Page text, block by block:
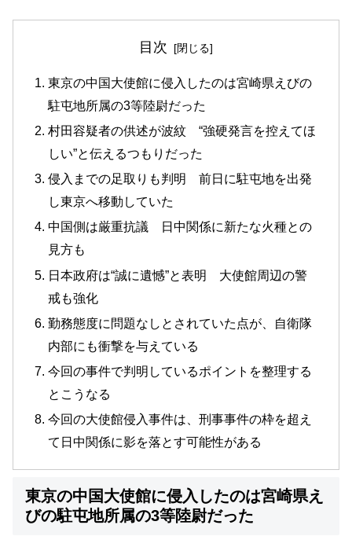
目次
東京の中国大使館に侵入したのは宮崎県えびの
駐屯地所属の3等陸尉だった
村田容疑者の供述が波紋 “強硬発言を控えてほ
しい”と伝えるつもりだった
侵入までの足取りも判明 前日に駐屯地を出発
し東京へ移動していた
中国側は厳重抗議 日中関係に新たな火種との
見方も
日本政府は“誠に遺憾”と表明 大使館周辺の警
戒も強化
勤務態度に問題なしとされていた点が、自衛隊
内部にも衝撃を与えている
今回の事件で判明しているポイントを整理する
とこうなる
今回の大使館侵入事件は、刑事事件の枠を超え
て日中関係に影を落とす可能性がある
東京の中国大使館に侵入したのは宮崎県え
びの駐屯地所属の3等陸尉だった